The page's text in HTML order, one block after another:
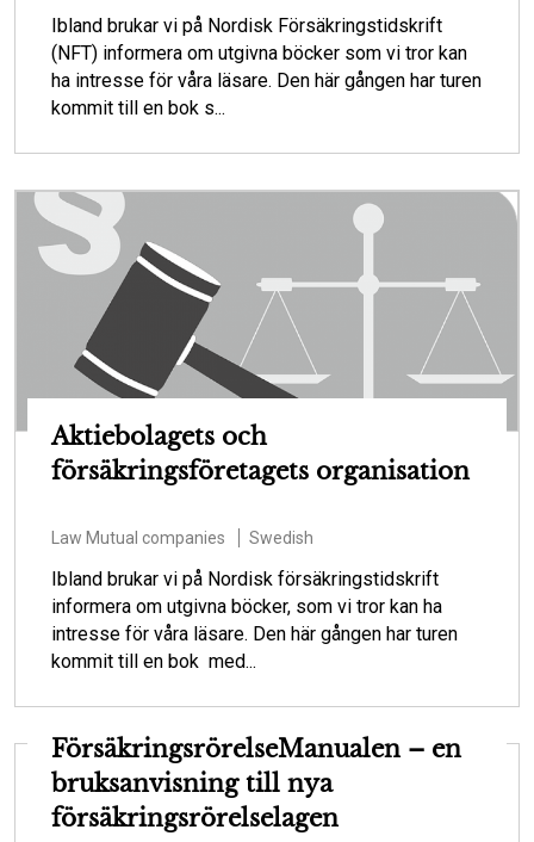
Ibland brukar vi på Nordisk Försäkringstidskrift
(NFT) informera om utgivna böcker som vi tror kan
ha intresse för våra läsare. Den här gången har turen
kommit till en bok s...
Aktiebolagets och
försäkringsföretagets organisation
Law Mutual companies Swedish
Ibland brukar vi på Nordisk försäkringstidskrift
informera om utgivna böcker, som vi tror kan ha
intresse för våra läsare. Den här gången har turen
kommit till en bok med...
FörsäkringsrörelseManualen – en
bruksanvisning till nya
försäkringsrörelselagen